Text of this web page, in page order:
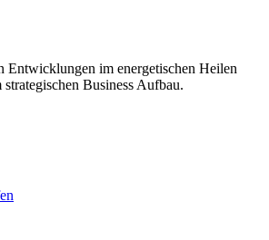
Entwicklungen im energetischen Heilen
Business Aufbau.